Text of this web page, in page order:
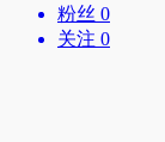
粉丝 0
关注 0